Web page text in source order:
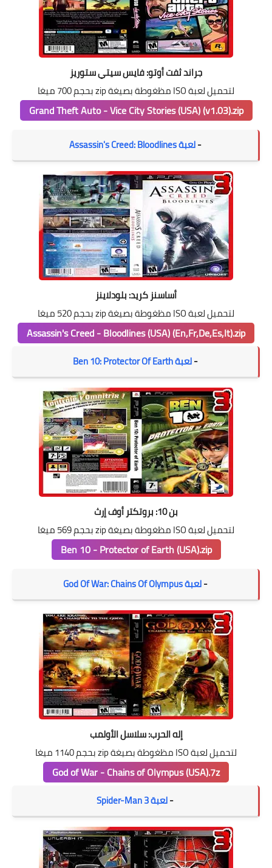
جراند ثفت أوتو: فايس سيتي ستوريز
لتحميل لعبة ISO مظغوطة بصيغة zip بحجم 700 ميغا
Grand Theft Auto - Vice City Stories (USA) (v1.03).zip
-لعبة Assassin's Creed: Bloodlines
أساسنز كريد: بلودلاينز
لتحميل لعبة ISO مظغوطة بصيغة zip بحجم 520 ميغا
Assassin's Creed - Bloodlines (USA) (En,Fr,De,Es,It).zip
-لعبة Ben 10: Protector Of Earth
بن 10: بروتكتر أوف إرث
لتحميل لعبة ISO مظغوطة بصيغة zip بحجم 569 ميغا
Ben 10 - Protector of Earth (USA).zip
-لعبة God Of War: Chains Of Olympus
إله الحرب: سلاسل الأولمب
لتحميل لعبة ISO مظغوطة بصيغة zip بحجم 1140 ميغا
God of War - Chains of Olympus (USA).7z
-لعبة Spider-Man 3